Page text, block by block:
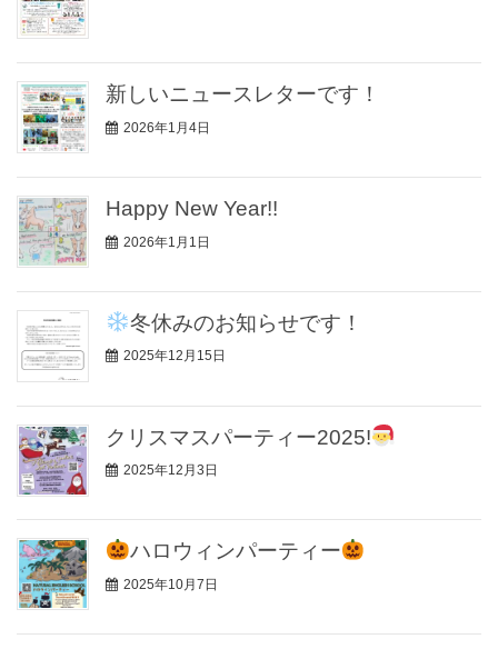
新しいニュースレターです！
2026年1月4日
Happy New Year!!
2026年1月1日
冬休みのお知らせです！
2025年12月15日
クリスマスパーティー2025!
2025年12月3日
ハロウィンパーティー
2025年10月7日